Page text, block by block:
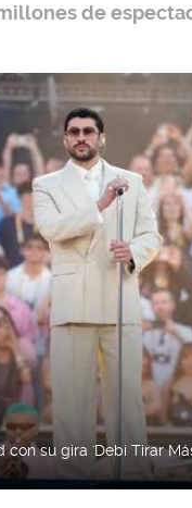
de
con su gira 'Debí Tirar